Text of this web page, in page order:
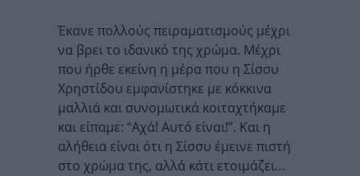
Έκανε πολλούς πειραματισμούς μέχρι
να βρει το ιδανικό της χρώμα. Μέχρι
που ήρθε εκείνη η μέρα που η Σίσσυ
Χρηστίδου εμφανίστηκε με κόκκινα
μαλλιά και συνομωτικά κοιταχτήκαμε
και είπαμε: “Αχά! Αυτό είναι!”. Και η
αλήθεια είναι ότι η Σίσσυ έμεινε πιστή
στο χρώμα της, αλλά κάτι ετοιμάζει…